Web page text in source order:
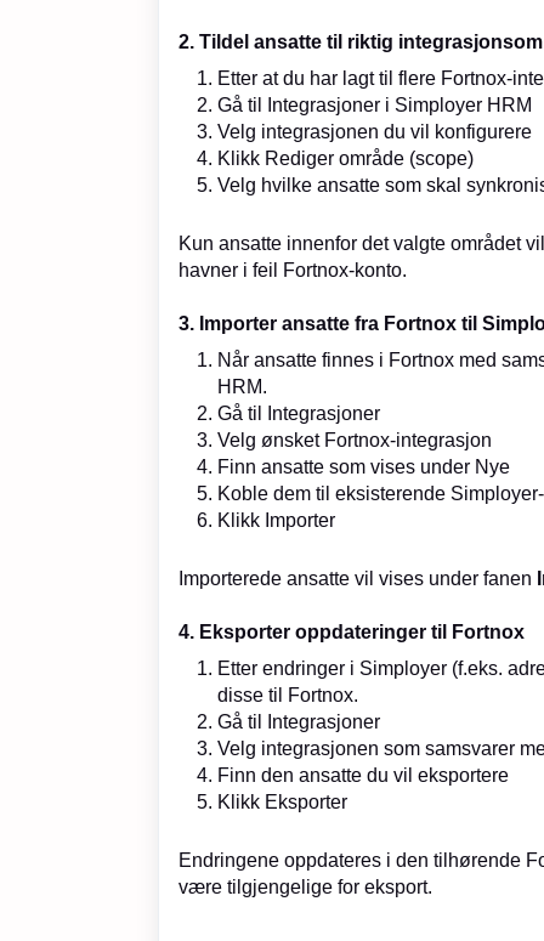
2. Tildel ansatte til riktig
Etter at du har lagt til flere Fortnox-
Gå til Integrasjoner i Simployer HRM
Velg integrasjonen du vil konfigurere
Klikk Rediger område (scope)
Velg hvilke ansatte som skal
Kun ansatte innenfor det valgte området
havner i feil Fortnox-konto.
3. Importer ansatte fra Fortnox til
Når ansatte finnes i Fortnox med
HRM.
Gå til Integrasjoner
Velg ønsket Fortnox-integrasjon
Finn ansatte som vises under Nye
Koble dem til eksisterende
Klikk Importer
Importerede ansatte vil vises under fanen
4. Eksporter oppdateringer til Fortnox
Etter endringer i Simployer (f.eks.
disse til Fortnox.
Gå til Integrasjoner
Velg integrasjonen som samsvarer
Finn den ansatte du vil eksportere
Klikk Eksporter
Endringene oppdateres i den tilhørende
være tilgjengelige for eksport.